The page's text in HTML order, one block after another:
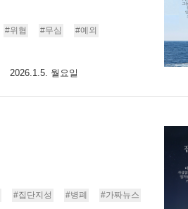
#위협 #무심
#예외
2026.1.5. 월요일
#집단지성 #병폐
#가짜뉴스